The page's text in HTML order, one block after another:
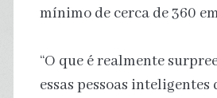
mínimo de cerca de 360
“O que é realmente
essas pessoas